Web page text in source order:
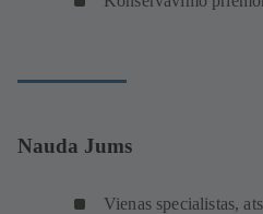
Nauda Jums
Vienas specialistas,